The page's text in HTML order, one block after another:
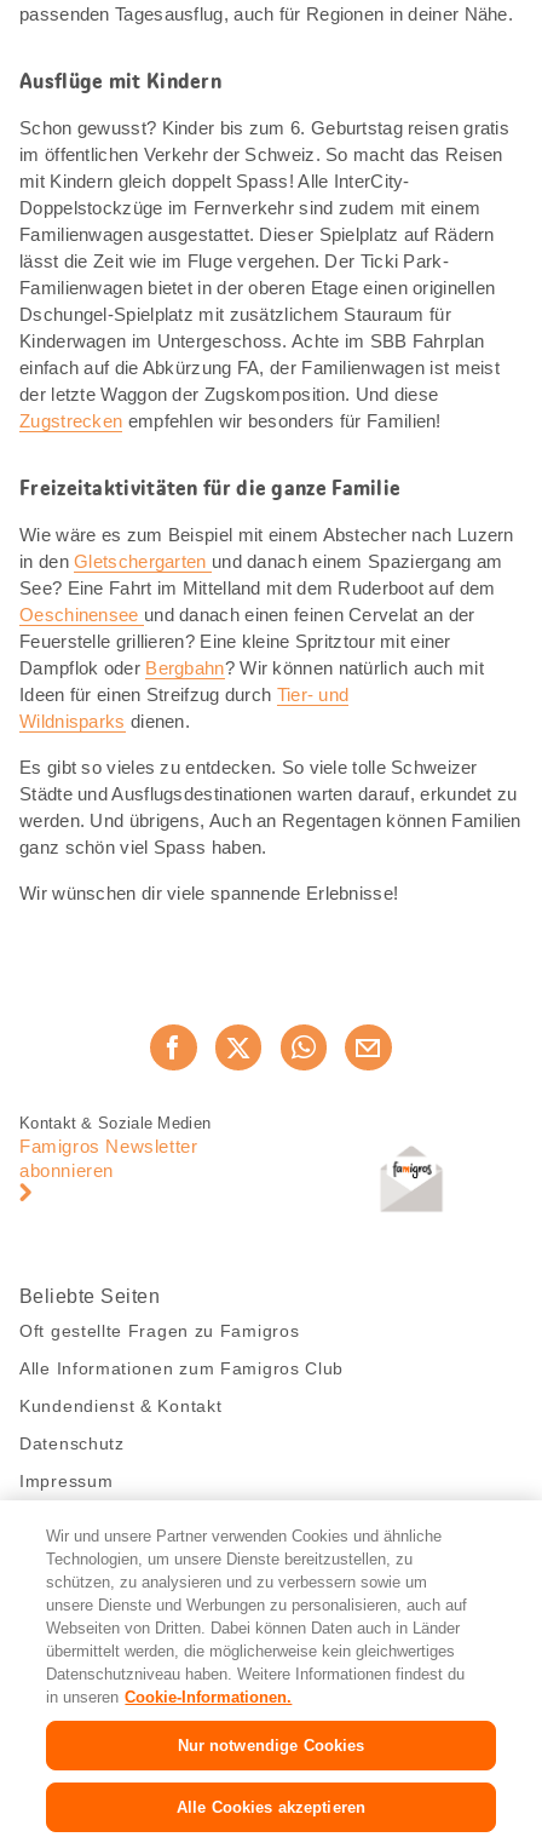
passenden Tagesausflug, auch für Regionen in deiner Nähe.
Ausflüge mit Kindern
Schon gewusst? Kinder bis zum 6. Geburtstag reisen gratis
im öffentlichen Verkehr der Schweiz. So macht das Reisen
mit Kindern gleich doppelt Spass! Alle InterCity-
Doppelstockzüge im Fernverkehr sind zudem mit einem
Familienwagen ausgestattet. Dieser Spielplatz auf Rädern
lässt die Zeit wie im Fluge vergehen. Der Ticki Park-
Familienwagen bietet in der oberen Etage einen originellen
Dschungel-Spielplatz mit zusätzlichem Stauraum für
Kinderwagen im Untergeschoss. Achte im SBB Fahrplan
einfach auf die Abkürzung FA, der Familienwagen ist meist
der letzte Waggon der Zugskomposition. Und diese
Zugstrecken empfehlen wir besonders für Familien!
Freizeitaktivitäten für die ganze Familie
Wie wäre es zum Beispiel mit einem Abstecher nach Luzern
in denGletschergarten und danach einem Spaziergang am
See? Eine Fahrt im Mittelland mit dem Ruderboot auf dem
Oeschinensee und danach einen feinen Cervelat an der
Feuerstelle grillieren? Eine kleine Spritztour mit einer
Dampflok oder Bergbahn? Wir können natürlich auch mit
Ideen für einen Streifzug durch Tier- und
Wildnisparks dienen.
Es gibt so vieles zu entdecken. So viele tolle Schweizer
Städte und Ausflugsdestinationen warten darauf, erkundet zu
werden. Und übrigens, Auch an Regentagen können Familien
ganz schön viel Spass haben.
Wir wünschen dir viele spannende Erlebnisse!
Jetzt weiterempfehlen
Fusszeile
Fusszeile
Navigation
Kontakt & Soziale Medien
Famigros Newsletter
abonnieren
Beliebte Seiten
Oft gestellte Fragen zu Famigros
Alle Informationen zum Famigros Club
Kundendienst & Kontakt
Datenschutz
Impressum
Bleibe mit uns in Kontakt
Facebook
https://twitter.com/migros
https://www.youtube.com/user/
PinterestInstagram
Cookie-Einstellungen
© 2026 Migros-Genossenschafts-Bund
FR IT
Wir und unsere Partner verwenden Cookies und ähnliche
Technologien, um unsere Dienste bereitzustellen, zu
schützen, zu analysieren und zu verbessern sowie um
unsere Dienste und Werbungen zu personalisieren, auch auf
Webseiten von Dritten. Dabei können Daten auch in Länder
übermittelt werden, die möglicherweise kein gleichwertiges
Datenschutzniveau haben. Weitere Informationen findest du
in unseren Cookie-Informationen.
Nur notwendige Cookies
Alle Cookies akzeptieren